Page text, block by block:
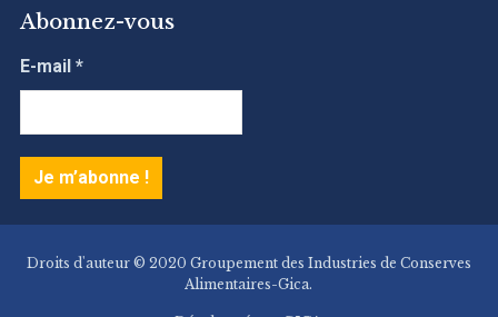
Abonnez-vous
E-mail *
Droits d'auteur © 2020 Groupement des Industries de Conserves
Alimentaires-Gica.